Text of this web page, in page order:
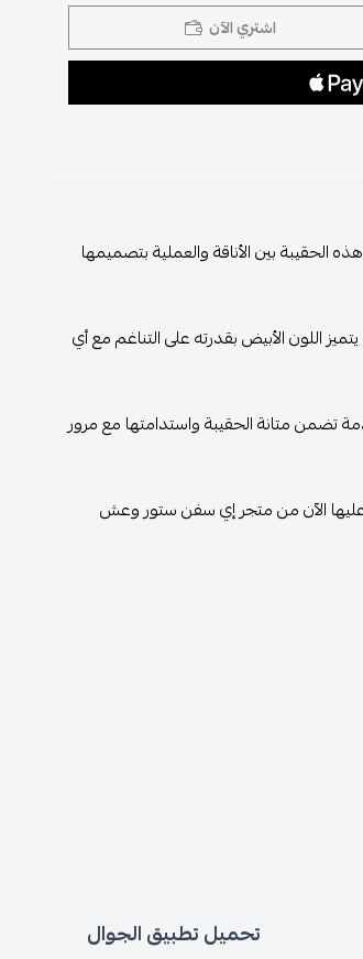
اشتري الآن
الحقيبة بين الأناقة والعملية بتصميمها
اللون الأبيض بقدرته على التناغم مع أي
تضمن متانة الحقيبة واستدامتها مع مرور
عليها الآن من متجر إي سفن ستور وعش
تحميل تطبيق الجوال